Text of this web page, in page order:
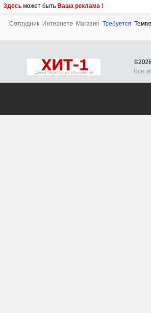
Здесь может быть Ваша реклама !
Сотрудник Интернете Магазин Требуется
Все